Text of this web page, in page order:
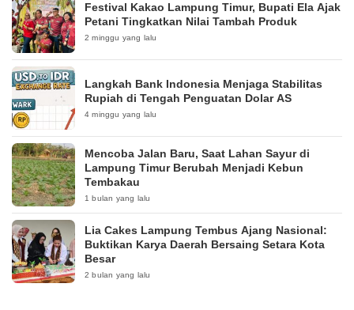
‎Festival Kakao Lampung Timur, Bupati Ela Ajak
Petani Tingkatkan Nilai Tambah Produk
2 minggu yang lalu
Langkah Bank Indonesia Menjaga Stabilitas
Rupiah di Tengah Penguatan Dolar AS
4 minggu yang lalu
Mencoba Jalan Baru, Saat Lahan Sayur di
Lampung Timur Berubah Menjadi Kebun
Tembakau
1 bulan yang lalu
Lia Cakes Lampung Tembus Ajang Nasional:
Buktikan Karya Daerah Bersaing Setara Kota
Besar
2 bulan yang lalu